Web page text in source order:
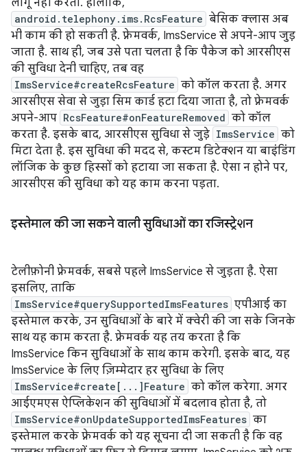
लागू नहीं करता. हालांकि,
android.telephony.ims.RcsFeature बेसिक क्लास अब
भी काम की हो सकती है. फ़्रेमवर्क, ImsService से अपने-आप जुड़
जाता है. साथ ही, जब उसे पता चलता है कि पैकेज को आरसीएस
की सुविधा देनी चाहिए, तब वह
ImsService#createRcsFeature को कॉल करता है. अगर
आरसीएस सेवा से जुड़ा सिम कार्ड हटा दिया जाता है, तो फ़्रेमवर्क
अपने-आप RcsFeature#onFeatureRemoved को कॉल
करता है. इसके बाद, आरसीएस सुविधा से जुड़े ImsService को
मिटा देता है. इस सुविधा की मदद से, कस्टम डिटेक्शन या बाइंडिंग
लॉजिक के कुछ हिस्सों को हटाया जा सकता है. ऐसा न होने पर,
आरसीएस की सुविधा को यह काम करना पड़ता.
इस्तेमाल की जा सकने वाली सुविधाओं का रजिस्ट्रेशन
टेलीफ़ोनी फ़्रेमवर्क, सबसे पहले ImsService से जुड़ता है. ऐसा
इसलिए, ताकि
ImsService#querySupportedImsFeatures एपीआई का
इस्तेमाल करके, उन सुविधाओं के बारे में क्वेरी की जा सके जिनके
साथ यह काम करता है. फ़्रेमवर्क यह तय करता है कि
ImsService किन सुविधाओं के साथ काम करेगी. इसके बाद, यह
ImsService के लिए ज़िम्मेदार हर सुविधा के लिए
ImsService#create[...]Feature को कॉल करेगा. अगर
आईएमएस ऐप्लिकेशन की सुविधाओं में बदलाव होता है, तो
ImsService#onUpdateSupportedImsFeatures का
इस्तेमाल करके फ़्रेमवर्क को यह सूचना दी जा सकती है कि वह